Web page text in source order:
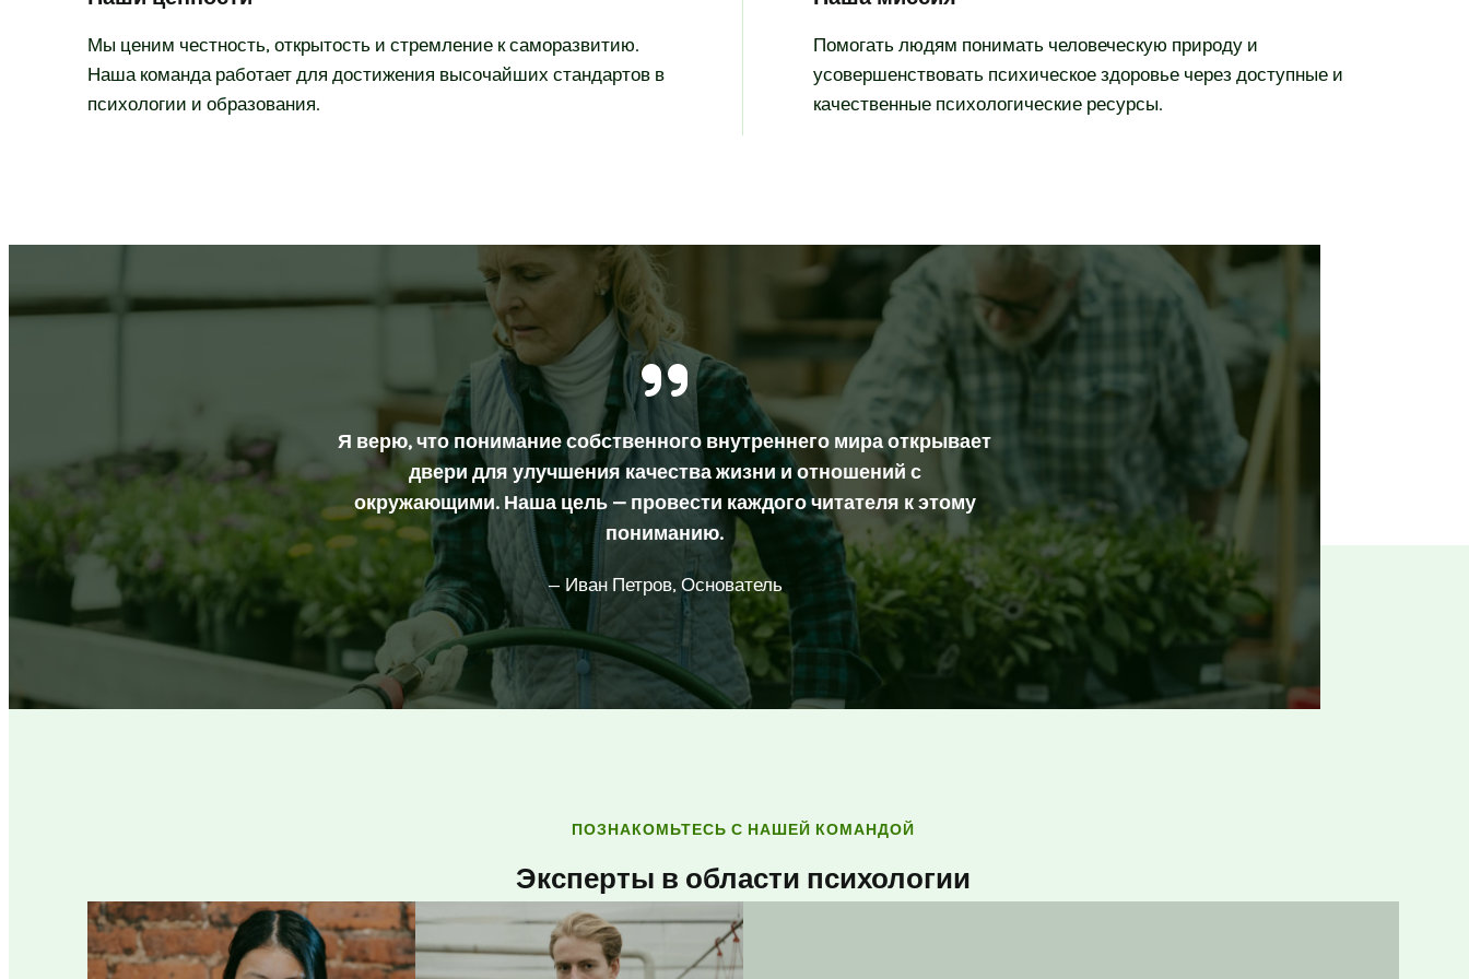
Мы ценим честность, открытость и стремление к саморазвитию.
Наша команда работает для достижения высочайших стандартов в
психологии и образования.
Помогать людям понимать человеческую природу и
усовершенствовать психическое здоровье через доступные и
качественные психологические ресурсы.
Я верю, что понимание собственного внутреннего мира открывает
двери для улучшения качества жизни и отношений с
окружающими. Наша цель — провести каждого читателя к этому
пониманию.
— Иван Петров, Основатель
ПОЗНАКОМЬТЕСЬ С НАШЕЙ КОМАНДОЙ
Эксперты в области психологии